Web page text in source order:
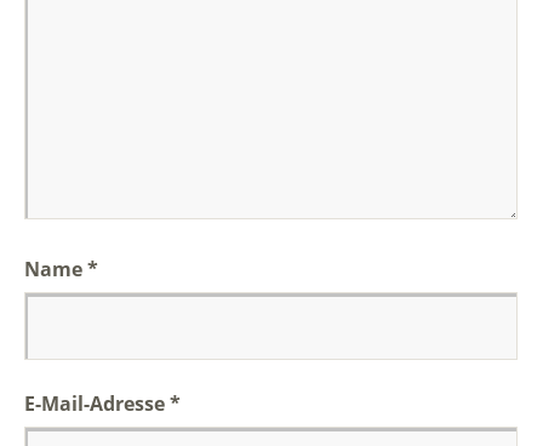
Name*
E-Mail-Adresse*